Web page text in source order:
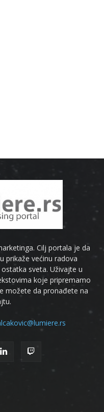
Cilj portala je da
prikaže većinu radova
sveta. Uživajte u
koje pripremamo
možete da pronađete na